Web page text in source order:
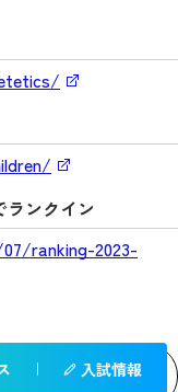
ランクイン
ranking-2023-
入試情報